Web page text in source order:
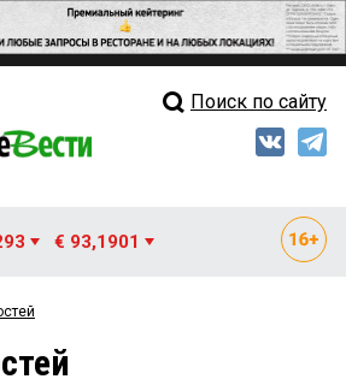
Свежий выпускПоиск по сайту
€ 93,1901